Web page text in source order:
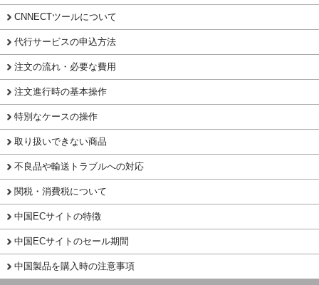
CNNECTツールについて
代行サービスの申込方法
注文の流れ・必要な費用
注文進行時の基本操作
特別なケースの操作
取り扱いできない商品
不良品や輸送トラブルへの対応
関税・消費税について
中国ECサイトの特徴
中国ECサイトのセール期間
中国製品を購入時の注意事項